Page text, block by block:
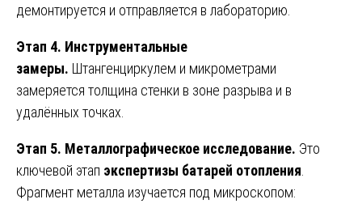
демонтируется и отправляется в лабораторию.
Этап 4. Инструментальные
замеры. Штангенциркулем и микрометрами
замеряется толщина стенки в зоне разрыва и в
удалённых точках.
Этап 5. Металлографическое исследование. Это
ключевой этап экспертизы батарей отопления
Фрагмент металла изучается под микроскопом: